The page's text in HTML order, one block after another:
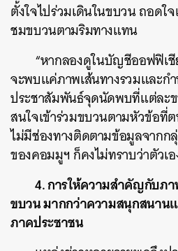
ตั้งใจไปร่วมเดินในขบวน ถอดใ
ชมขบวนตามริมทางแทน
“หากลองดูในบัญชีออฟฟิเชี
จะพบแค่ภาพเส้นทางรวมและก
ประชาสัมพันธ์จุดนัดพบที่แต่ละ
สนใจเข้าร่วมขบวนตามหัวข้อที่
ไม่มีช่องทางติดตามข้อมูลจากก
ของคอมมูฯ ก็คงไม่ทราบว่าตัวเ
4. การให้ความสำคัญกับภ
ขบวน มากกว่าความสนุกสนาน
ภาคประชาชน